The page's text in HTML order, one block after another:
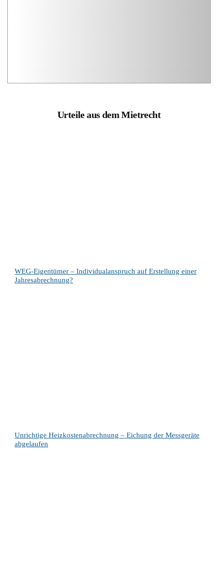
Urteile aus dem Mietrecht
WEG-Eigentümer – Individualanspruch auf Erstellung einer
Jahresabrechnung?
Unrichtige Heizkostenabrechnung – Eichung der Messgeräte
abgelaufen